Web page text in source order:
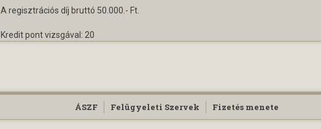
A regisztrációs díj bruttó 50.000.- Ft.
Kredit pont vizsgával: 20
ÁSZF Felügyeleti Szervek Fizetés menete